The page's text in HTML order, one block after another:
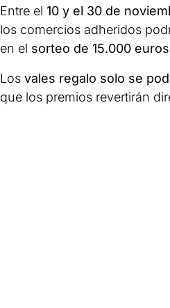
Entre el 10 y el 30 de
los comercios adheridos
en el sorteo de 15.000 euros
Los vales regalo solo se
que los premios revertirán